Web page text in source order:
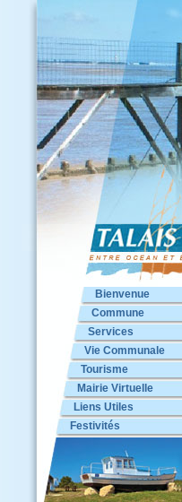
Bienvenue
Commune
Services
Vie Communale
Tourisme
Mairie Virtuelle
Liens Utiles
Festivités